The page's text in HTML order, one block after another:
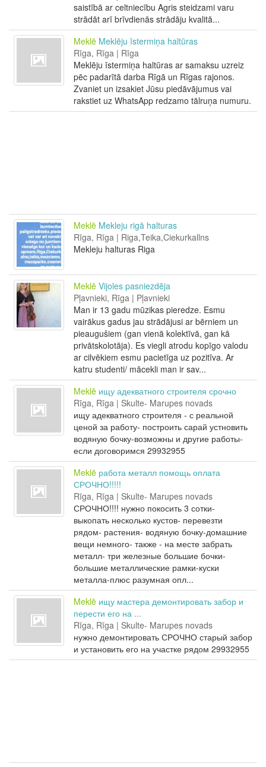
saistībā ar celtniecību Agris steidzami varu
strādāt arī brīvdienās strādāju kvalitā...
Meklē Meklēju īstermiņa haltūras
Rīga, Rīga | Rīga
Meklēju īstermiņa haltūras ar samaksu uzreiz
pēc padarītā darba Rīgā un Rīgas rajonos.
Zvaniet un izsakiet Jūsu piedāvājumus vai
rakstiet uz WhatsApp redzamo tālruņa numuru.
Meklē Mekleju rigā halturas
Rīga, Rīga | Riga,Teika,Ciekurkallns
Mekleju halturas Riga
Meklē Vijoles pasniezdēja
Pļavnieki, Rīga | Pļavnieki
Man ir 13 gadu mūzikas pieredze. Esmu
vairākus gadus jau strādājusi ar bērniem un
pieaugušiem (gan vienā kolektīvā, gan kā
privātskolotāja). Es viegli atrodu kopīgo valodu
ar cilvēkiem esmu pacietīga uz pozitīva. Ar
katru studenti/ mācekli man ir sav...
Meklē ищу адекватного строителя срочно
Rīga, Rīga | Skulte- Marupes novads
ищу адекватного строителя - с реальной
ценой за работу- построить сарай устновить
водяную бочку-возможны и другие работы-
если договоримся 29932955
Meklē работа металл помощь оплата
СРОЧНО!!!!!
Rīga, Rīga | Skulte- Marupes novads
СРОЧНО!!!! нужно покосить 3 сотки-
выкопать несколько кустов- перевезти
рядом- растения- водяную бочку-домашние
вещи немного- также - на месте забрать
металл- три железные большие бочки-
большие металлические рамки-куски
металла-плюс разумная опл...
Meklē ищу мастера демонтировать забор и
перести его на ...
Rīga, Rīga | Skulte- Marupes novads
нужно демонтировать СРОЧНО старый забор
и установить его на участке рядом 29932955